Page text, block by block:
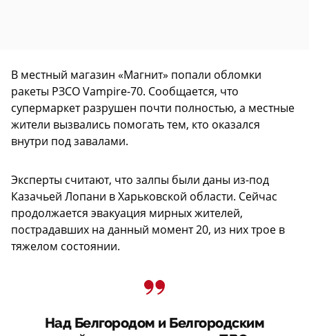
В местный магазин «Магнит» попали обломки
ракеты РЗСО Vampire-70. Сообщается, что
супермаркет разрушен почти полностью, а местные
жители вызвались помогать тем, кто оказался
внутри под завалами.
Эксперты считают, что залпы были даны из-под
Казачьей Лопани в Харьковской области. Сейчас
продолжается эвакуация мирных жителей,
пострадавших на данный момент 20, из них трое в
тяжелом состоянии.
Над Белгородом и Белгородским